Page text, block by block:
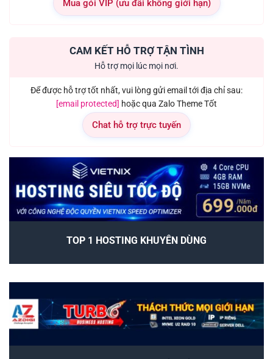
Mua gói VIP (ưu đãi không giới hạn)
CAM KẾT HỖ TRỢ TẬN TÌNH
Hỗ trợ mọi lúc mọi nơi.
Để được hỗ trợ tốt nhất, vui lòng gửi email tới địa chỉ sau:
[email protected] hoặc qua Zalo Theme Tốt
Chat hỗ trợ trực tuyến
TOP 1 HOSTING KHUYÊN DÙNG